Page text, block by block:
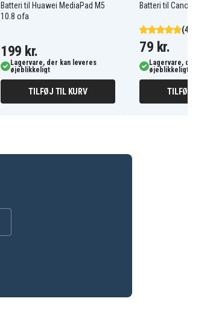
Batteri til Huawei MediaPad M5
10.8 ofa
199 kr.
Lagervare, der kan leveres
øjeblikkeligt
TILFØJ TIL KURV
Batteri til Canon LP-
(49)
79 kr.
Lagervare, der kan
øjeblikkeligt
TILFØJ TIL